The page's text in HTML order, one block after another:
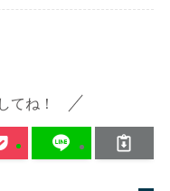
てね！